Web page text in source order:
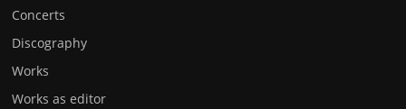
Concerts
Discography
Works
Works as editor